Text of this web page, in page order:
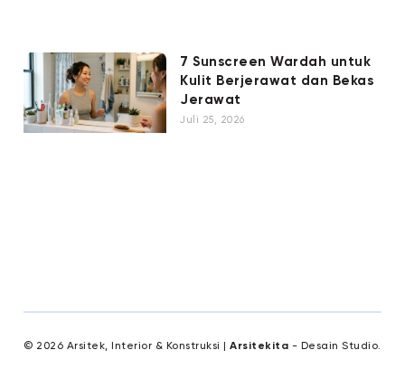
7 Sunscreen Wardah untuk
Kulit Berjerawat dan Bekas
Jerawat
Juli 25, 2026
© 2026 Arsitek, Interior & Konstruksi |Arsitekita - Desain Studio.